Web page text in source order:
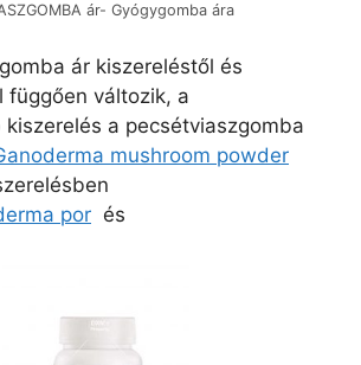
ár- Gyógygomba ára
ár kiszereléstől és
függően változik, a
a pecsétviaszgomba
mushroom powder
por és